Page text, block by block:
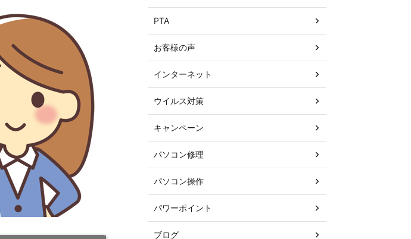
PTA
お客様の声
インターネット
ウイルス対策
キャンペーン
パソコン修理
パソコン操作
パワーポイント
ブログ